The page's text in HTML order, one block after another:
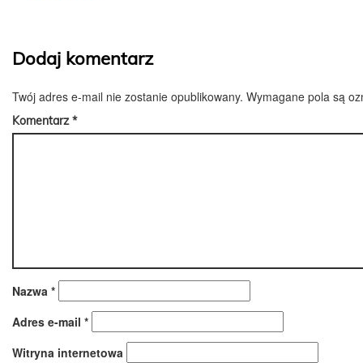
Dodaj komentarz
Twój adres e-mail nie zostanie opublikowany. Wymagane pola są
Komentarz*
Nazwa *
Adres e-mail *
Witryna internetowa